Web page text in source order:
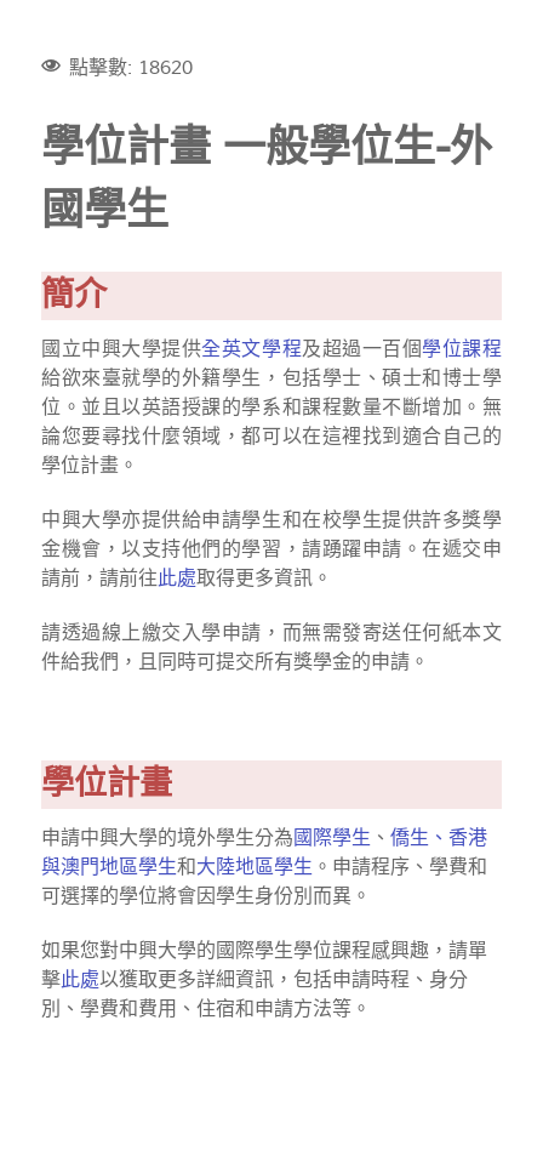
點擊數: 18620
學位計畫 一般學位生-外
國學生
簡介
國立中興大學提供全英文學程及超過一百個學位課程
給欲來臺就學的外籍學生，包括學士、碩士和博士學
位。並且以英語授課的學系和課程數量不斷增加。無
論您要尋找什麼領域，都可以在這裡找到適合自己的
學位計畫。
中興大學亦提供給申請學生和在校學生提供許多獎學
金機會，以支持他們的學習，請踴躍申請。在遞交申
請前，請前往此處取得更多資訊。
請透過線上繳交入學申請，而無需發寄送任何紙本文
件給我們，且同時可提交所有獎學金的申請。
學位計畫
申請中興大學的境外學生分為國際學生 、 僑生、香港
與澳門地區學生和大陸地區學生 。申請程序、學費和
可選擇的學位將會因學生身份別而異。
如果您對中興大學的國際學生學位課程感興趣，請單
擊此處以獲取更多詳細資訊，包括申請時程、身分
別、學費和費用、住宿和申請方法等。